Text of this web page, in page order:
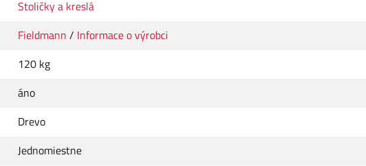
Stoličky a kreslá
Fieldmann / Informace o výrobci
120 kg
áno
Drevo
Jednomiestne